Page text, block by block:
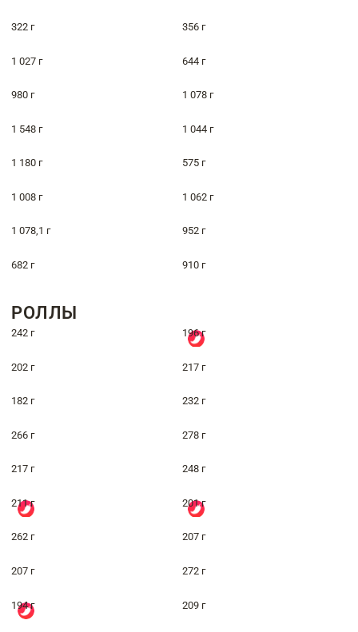
322 г 356 г
1 027 г 644 г
980 г 1 078 г
1 548 г 1 044 г
1 180 г 575 г
1 008 г 1 062 г
1 078,1 г 952 г
682 г 910 г
РОЛЛЫ
242 г 196 г
202 г 217 г
182 г 232 г
266 г 278 г
217 г 248 г
211 г 201 г
262 г 207 г
207 г 272 г
194 г 209 г